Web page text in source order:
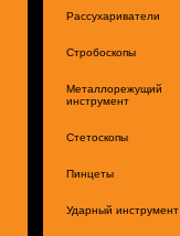
Рассухариватели
Стробоскопы
Металлорежущий
инструмент
Стетоскопы
Пинцеты
Ударный инструмент